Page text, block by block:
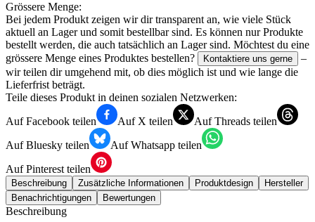
Grössere Menge:
Bei jedem Produkt zeigen wir dir transparent an, wie viele Stück
aktuell an Lager und somit bestellbar sind. Es können nur Produkte
bestellt werden, die auch tatsächlich an Lager sind. Möchtest du eine
grössere Menge eines Produktes bestellen?
Kontaktiere uns gerne
–
wir teilen dir umgehend mit, ob dies möglich ist und wie lange die
Lieferfrist beträgt.
Teile dieses Produkt in deinen sozialen Netzwerken:
Auf Facebook teilen
Auf X teilen
Auf Threads teilen
Auf Bluesky teilen
Auf Whatsapp teilen
Auf Pinterest teilen
Beschreibung Zusätzliche Informationen Produktdesign
Hersteller
Benachrichtigungen
Bewertungen
Beschreibung